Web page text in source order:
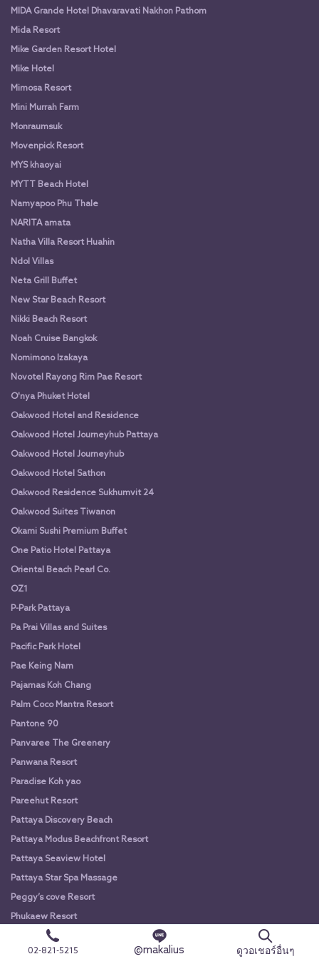
MIDA Grande Hotel Dhavaravati Nakhon Pathom
Mida Resort
Mike Garden Resort Hotel
Mike Hotel
Mimosa Resort
Mini Murrah Farm
Monraumsuk
Movenpick Resort
MYS khaoyai
MYTT Beach Hotel
Namyapoo Phu Thale
NARITA amata
Natha Villa Resort Huahin
Ndol Villas
Neta Grill Buffet
New Star Beach Resort
Nikki Beach Resort
Noah Cruise Bangkok
Nomimono Izakaya
Novotel Rayong Rim Pae Resort
O'nya Phuket Hotel
Oakwood Hotel and Residence
Oakwood Hotel Journeyhub Pattaya
Oakwood Hotel Journeyhub
Oakwood Hotel Sathon
Oakwood Residence Sukhumvit 24
Oakwood Suites Tiwanon
Okami Sushi Premium Buffet
One Patio Hotel Pattaya
Oriental Beach Pearl Co.
OZ1
P-Park Pattaya
Pa Prai Villas and Suites
Pacific Park Hotel
Pae Keing Nam
Pajamas Koh Chang
Palm Coco Mantra Resort
Pantone 90
Panvaree The Greenery
Panwana Resort
Paradise Koh yao
Pareehut Resort
Pattaya Discovery Beach
Pattaya Modus Beachfront Resort
Pattaya Seaview Hotel
Pattaya Star Spa Massage
Peggy’s cove Resort
Phukaew Resort
Play Phala Beach Resort
Pooh Beach Resort & Spa Pattaya
02-821-5215 @makalius ดูวอเชอร์อื่นๆ